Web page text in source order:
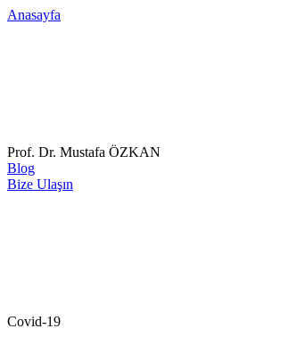
Anasayfa
Prof. Dr. Mustafa ÖZKAN
Blog
Bize Ulaşın
Covid-19